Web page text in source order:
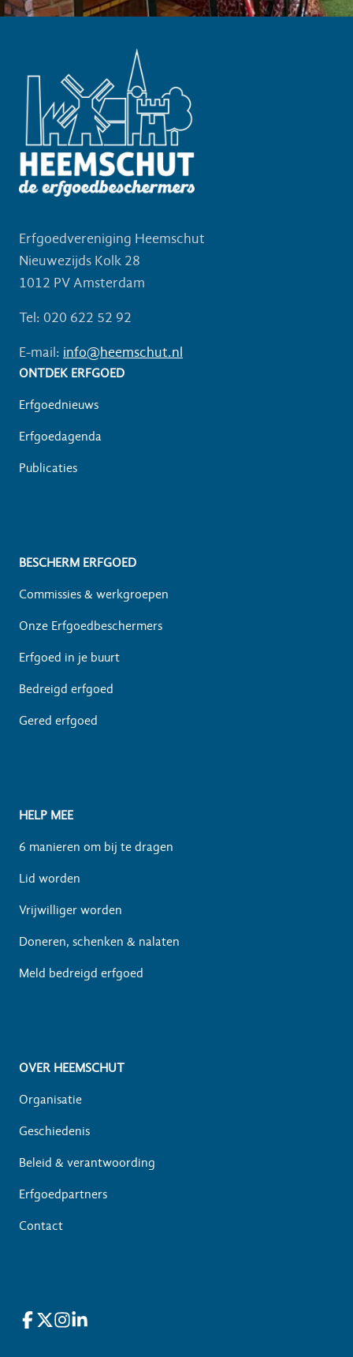
Erfgoedvereniging Heemschut
Nieuwezijds Kolk 28
1012 PV Amsterdam
Tel: 020 622 52 92
E-mail: info@heemschut.nl
ONTDEK ERFGOED
Erfgoednieuws
Erfgoedagenda
Publicaties
BESCHERM ERFGOED
Commissies & werkgroepen
Onze Erfgoedbeschermers
Erfgoed in je buurt
Bedreigd erfgoed
Gered erfgoed
HELP MEE
6 manieren om bij te dragen
Lid worden
Vrijwilliger worden
Doneren, schenken & nalaten
Meld bedreigd erfgoed
OVER HEEMSCHUT
Organisatie
Geschiedenis
Beleid & verantwoording
Erfgoedpartners
Contact